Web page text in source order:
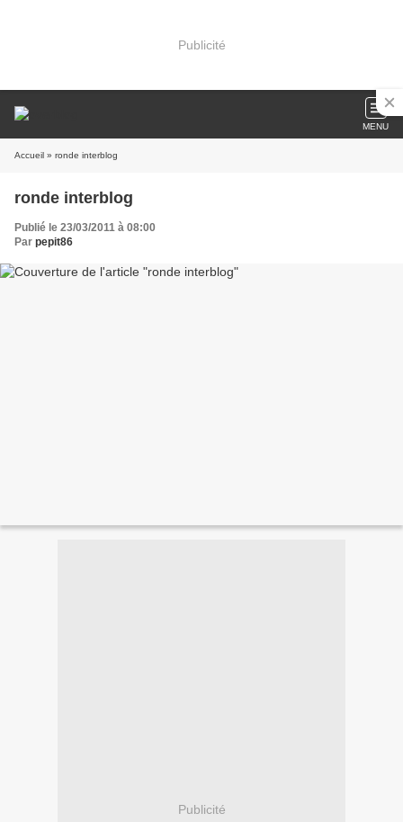
Publicité
MENU
Accueil » ronde interblog
ronde interblog
Publié le 23/03/2011 à 08:00
Par pepit86
Publicité